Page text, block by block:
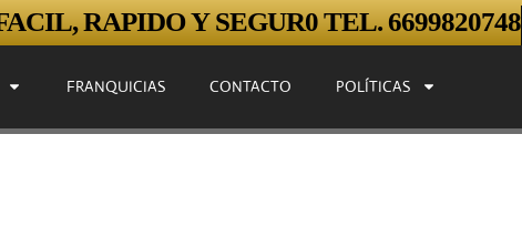
RAPIDO Y SEGUR0 TEL. 6699820748
FRANQUICIAS CONTACTO POLÍTICAS